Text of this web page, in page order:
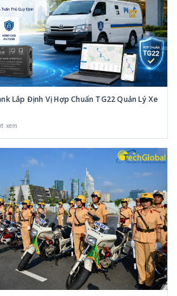
Lắp Định Vị Hợp Chuẩn TG22 Quản Lý Xe
xem